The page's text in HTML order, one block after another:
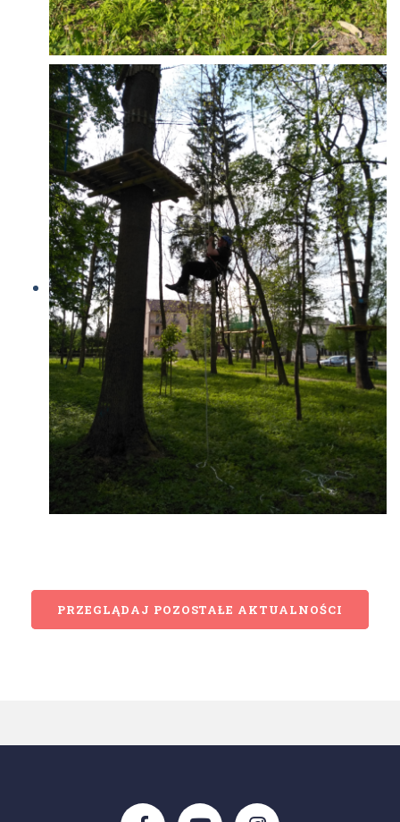
PRZEGLĄDAJ POZOSTAŁE AKTUALNOŚCI